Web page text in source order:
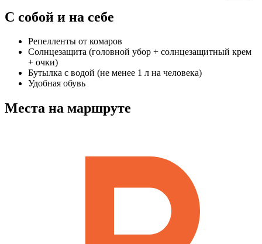
С собой и на себе
Репелленты от комаров
Солнцезащита (головной убор + солнцезащитный крем
+ очки)
Бутылка с водой (не менее 1 л на человека)
Удобная обувь
Места на маршруте